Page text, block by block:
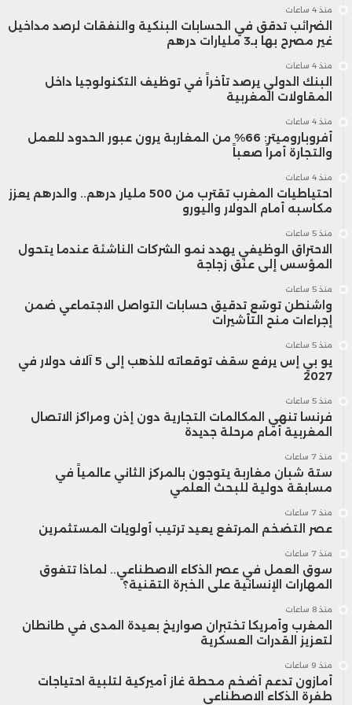
كما أبرز التقرير أن المغرب حقق نمواً
اقتصادياً ملحوظاً، حيث ارتفع الناتج المحلي
الإجمالي من 63 مليار دولار في 2005 إلى
131 مليار دولار في 2022.
والجفاف، والمشاريع البنية التحتية،
والإصلاحات المحلية.
ورغم التنازلات الكبيرة في مفاوضات
الاتفاقية، لم تحقق الصادرات التقليدية
المغربية، مثل النسيج، النمو المتوقع. بينما
تفوقت صادرات الأسمدة، شهدت صادرات
النسيج تراجعاً طفيفاً.
بحسب معهد واشنطن، فقد تخصصت
المملكة في أسواق متخصصة مثل بطاريات
السيارات الكهربائية، مستفيدة من المعادن
النادرة الموجودة في المغرب.
وأشار المعهد إلى تدفق الاستثمارات
الصينية في هذا المجال، وفسر ذلك بتردد
منذ 4 ساعات
الضرائب تدقق في الحسابات البنكية والنفقات لرصد مداخيل
غير مصرح بها بـ3 مليارات درهم
منذ 4 ساعات
البنك الدولي يرصد تأخراً في توظيف التكنولوجيا داخل
المقاولات المغربية
منذ 4 ساعات
أفروباروميتر: 66% من المغاربة يرون عبور الحدود للعمل
والتجارة أمراً صعباً
منذ 4 ساعات
احتياطيات المغرب تقترب من 500 مليار درهم.. والدرهم يعزز
مكاسبه أمام الدولار واليورو
منذ 5 ساعات
الاحتراق الوظيفي يهدد نمو الشركات الناشئة عندما يتحول
المؤسس إلى عنق زجاجة
منذ 5 ساعات
واشنطن توسّع تدقيق حسابات التواصل الاجتماعي ضمن
إجراءات منح التأشيرات
منذ 5 ساعات
يو بي إس يرفع سقف توقعاته للذهب إلى 5 آلاف دولار في
2027
منذ 5 ساعات
فرنسا تنهي المكالمات التجارية دون إذن ومراكز الاتصال
المغربية أمام مرحلة جديدة
منذ 7 ساعات
ستة شبان مغاربة يتوجون بالمركز الثاني عالمياً في
مسابقة دولية للبحث العلمي
منذ 7 ساعات
عصر التضخم المرتفع يعيد ترتيب أولويات المستثمرين
منذ 7 ساعات
سوق العمل في عصر الذكاء الاصطناعي.. لماذا تتفوق
المهارات الإنسانية على الخبرة التقنية؟
منذ 8 ساعات
المغرب وأمريكا تختبران صواريخ بعيدة المدى في طانطان
لتعزيز القدرات العسكرية
منذ 9 ساعات
أمازون تدعم أضخم محطة غاز أميركية لتلبية احتياجات
طفرة الذكاء الاصطناعي